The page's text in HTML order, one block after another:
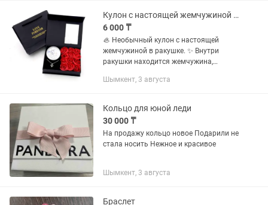
Кулон с настоящей жемчужиной в ракушке
6 000 ₸
🦪 Необычный кулон с настоящей
жемчужиной в ракушке. ✨ Внутри
ракушки находится жемчужина,
самостоятельно и поместить в кулон.
для девушки,...
Шымкент, 3 августа
Кольцо для юной леди
30 000 ₸
На продажу кольцо новое Подарили не
стала носить Нежное и красивое
Шымкент, 3 августа
Браслет